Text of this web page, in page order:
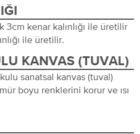
3cm kenar kalınlığı ile üretilir
ile üretilir.
KANVAS (TUVAL)
sanatsal kanvas (tuval)
boyu renklerini korur ve ısı